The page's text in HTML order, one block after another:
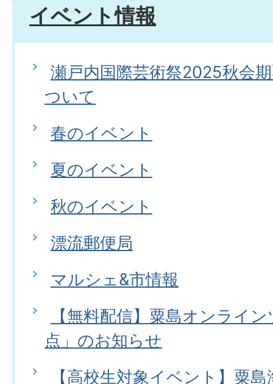
イベント情報
瀬戸内国際芸術祭2025秋会
ついて
春のイベント
夏のイベント
秋のイベント
漂流郵便局
マルシェ&市情報
【無料配信】粟島オンライ
点」のお知らせ
【高校生対象イベント】粟